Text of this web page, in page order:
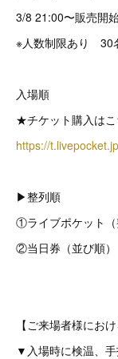
3/8 21:00〜販売開
※人数制限あり 30
入場順
★チケット購入はこ
https://
▶︎整列順
①ライブポケット（
②当日券（並び順）
【ご来場者様にお
▼入場時に検温、